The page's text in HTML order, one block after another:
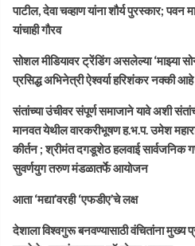
पाटील, देवा चव्हाण यांना शौर्य पुरस्कार; पवन
यांचाही गौरव
सोशल मीडियावर ट्रेंडिंग असलेल्या ‘माझ्या
प्रसिद्ध अभिनेत्री ऐश्वर्या हरिशंकर नक्की
संतांच्या उंचीवर संपूर्ण समाजाने यावे अशी
मानवत येथील वारकरीभूषण ह.भ.प. उमेश
कीर्तन ; श्रीमंत दगडूशेठ हलवाई सार्वजनिक
सुवर्णयुग तरुण मंडळातर्फे आयोजन
आता ‘मद्या’वरही ‘एफडीए’चे लक्ष
देशाला विश्वगुरू बनवण्यासाठी वंचितांना मुख्य